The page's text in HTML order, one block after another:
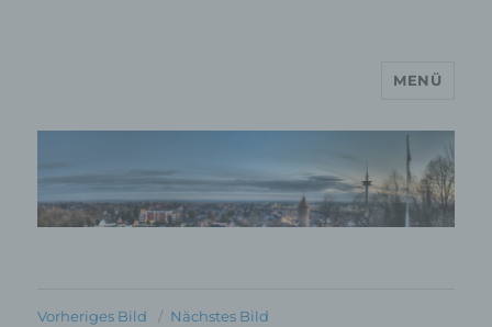
MP Mario Porten Beratung
Training Coaching
MENÜ
Vorheriges Bild Nächstes Bild